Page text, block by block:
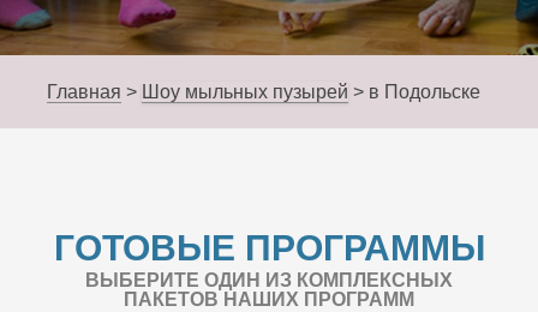
Главная > Шоу мыльных пузырей > в Подольске
ГОТОВЫЕ ПРОГРАММЫ
ВЫБЕРИТЕ ОДИН ИЗ КОМПЛЕКСНЫХ
ПАКЕТОВ НАШИХ ПРОГРАММ